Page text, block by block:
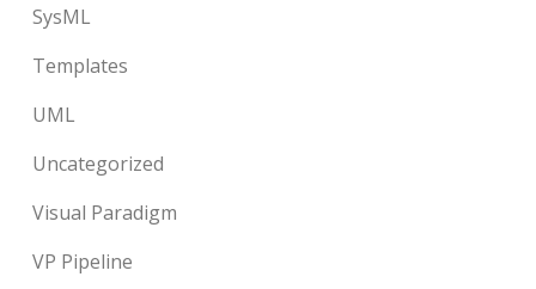
SysML
Templates
UML
Uncategorized
Visual Paradigm
VP Pipeline